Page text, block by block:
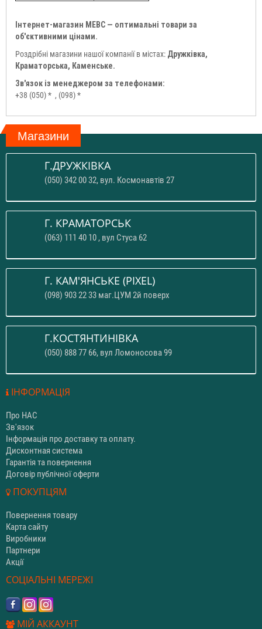
Інтернет-магазин МЕВС — оптимальні товари за
об'єктивними цінами.
Роздрібні магазини нашої компанії в містах: Дружківка,
Краматорська, Каменське.
Зв'язок із менеджером за телефонами:
+38 (050) * , (098) *
Магазини
Г.ДРУЖКІВКА
(050) 342 00 32, вул. Космонавтів 27
Г. КРАМАТОРСЬК
(063) 111 40 10 , вул Стуса 62
Г. КАМ'ЯНСЬКЕ (PIXEL)
(098) 903 22 33 маг.ЦУМ 2й поверх
Г.КОСТЯНТИНІВКА
(050) 888 77 66, вул Ломоносова 99
ІНФОРМАЦІЯ
Про НАС
Зв'язок
Інформація про доставку та оплату.
Дисконтная система
Гарантія та повернення
Договір публічної оферти
ПОКУПЦЯМ
Повернення товару
Карта сайту
Виробники
Партнери
Акції
СОЦІАЛЬНІ МЕРЕЖІ
МІЙ АККАУНТ